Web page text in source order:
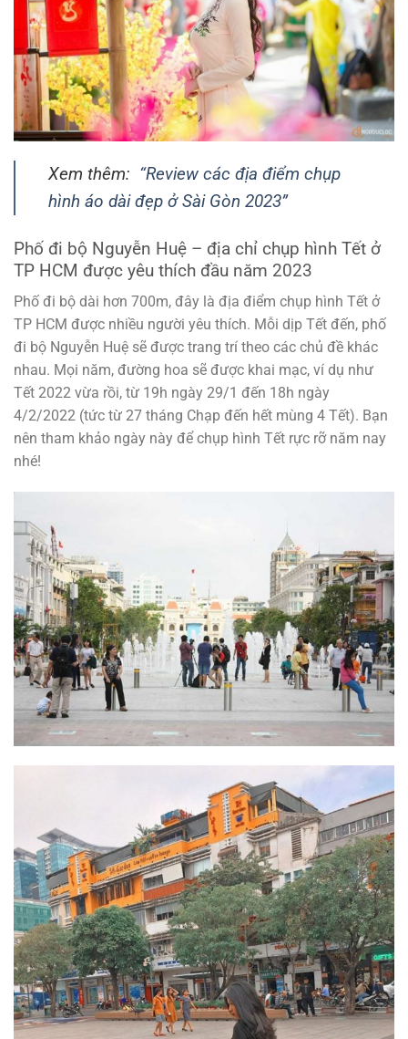
Xem thêm: “Review các địa điểm chụp
hình áo dài đẹp ở Sài Gòn 2023”
Phố đi bộ Nguyễn Huệ – địa chỉ chụp hình Tết ở
TP HCM được yêu thích đầu năm 2023
Phố đi bộ dài hơn 700m, đây là địa điểm chụp hình Tết ở
TP HCM được nhiều người yêu thích. Mỗi dịp Tết đến, phố
đi bộ Nguyễn Huệ sẽ được trang trí theo các chủ đề khác
nhau. Mọi năm, đường hoa sẽ được khai mạc, ví dụ như
Tết 2022 vừa rồi, từ 19h ngày 29/1 đến 18h ngày
4/2/2022 (tức từ 27 tháng Chạp đến hết mùng 4 Tết). Bạn
nên tham khảo ngày này để chụp hình Tết rực rỡ năm nay
nhé!